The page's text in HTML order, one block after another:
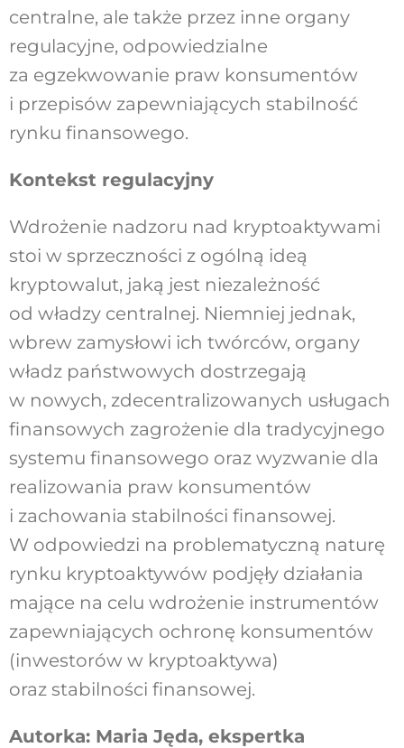
centralne, ale także przez inne organy
regulacyjne, odpowiedzialne
za egzekwowanie praw konsumentów
i przepisów zapewniających stabilność
rynku finansowego.
Kontekst regulacyjny
Wdrożenie nadzoru nad kryptoaktywami
stoi w sprzeczności z ogólną ideą
kryptowalut, jaką jest niezależność
od władzy centralnej. Niemniej jednak,
wbrew zamysłowi ich twórców, organy
władz państwowych dostrzegają
w nowych, zdecentralizowanych usługach
finansowych zagrożenie dla tradycyjnego
systemu finansowego oraz wyzwanie dla
realizowania praw konsumentów
i zachowania stabilności finansowej.
W odpowiedzi na problematyczną naturę
rynku kryptoaktywów podjęły działania
mające na celu wdrożenie instrumentów
zapewniających ochronę konsumentów
(inwestorów w kryptoaktywa)
oraz stabilności finansowej.
Autorka: Maria Jęda, ekspertka